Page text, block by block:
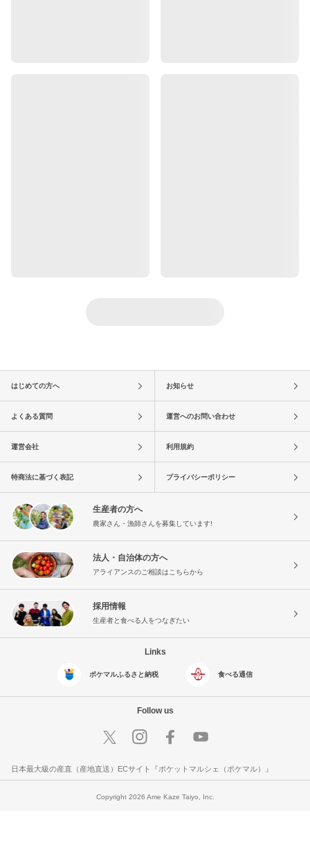
はじめての方へ お知らせ
よくある質問 運営へのお問い合わせ
運営会社 利用規約
特商法に基づく表記 プライバシーポリシー
生産者の方へ
農家さん・漁師さんを募集しています!
法人・自治体の方へ
アライアンスのご相談はこちらから
採用情報
生産者と食べる人をつなぎたい
Links
ポケマルふるさと納税 食べる通信
Follow us
日本最大級の産直（産地直送）ECサイト『ポケットマルシェ（ポケマル）』
Copyright 2026 Ame Kaze Taiyo, Inc.